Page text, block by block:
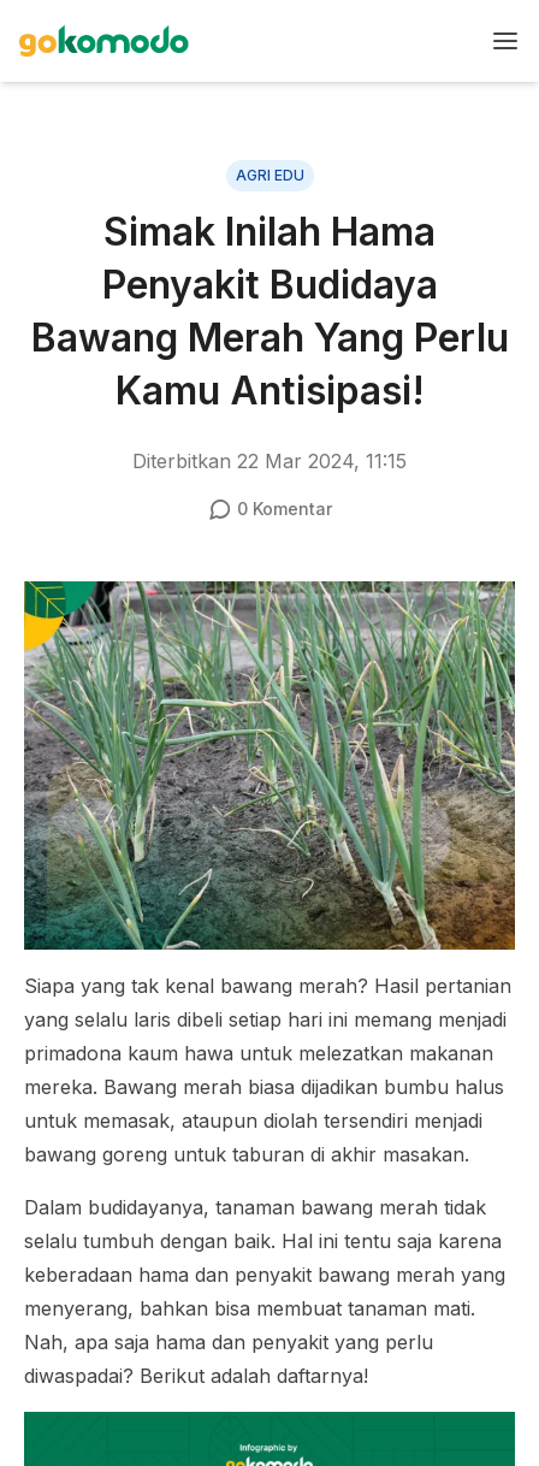
AGRI EDU
Simak Inilah Hama
Penyakit Budidaya
Bawang Merah Yang Perlu
Kamu Antisipasi!
Diterbitkan 22 Mar 2024, 11:15
0Komentar
Siapa yang tak kenal bawang merah? Hasil pertanian
yang selalu laris dibeli setiap hari ini memang menjadi
primadona kaum hawa untuk melezatkan makanan
mereka. Bawang merah biasa dijadikan bumbu halus
untuk memasak, ataupun diolah tersendiri menjadi
bawang goreng untuk taburan di akhir masakan.
Dalam budidayanya, tanaman bawang merah tidak
selalu tumbuh dengan baik. Hal ini tentu saja karena
keberadaan hama dan penyakit bawang merah yang
menyerang, bahkan bisa membuat tanaman mati.
Nah, apa saja hama dan penyakit yang perlu
diwaspadai? Berikut adalah daftarnya!